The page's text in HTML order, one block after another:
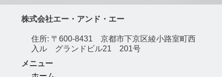
株式会社エー・アンド・エー
住所: 〒600-8431 京都市下京区綾小路室町西
入ル グランドビル21 201号
メニュー